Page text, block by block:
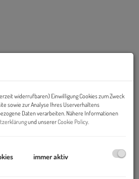
widerrufbaren) Einwilligung Cookies zum Zweck
sowie zur Analyse Ihres Userverhaltens
Daten verarbeiten. Nähere Informationen
und unsererCookie Policy
immer aktiv